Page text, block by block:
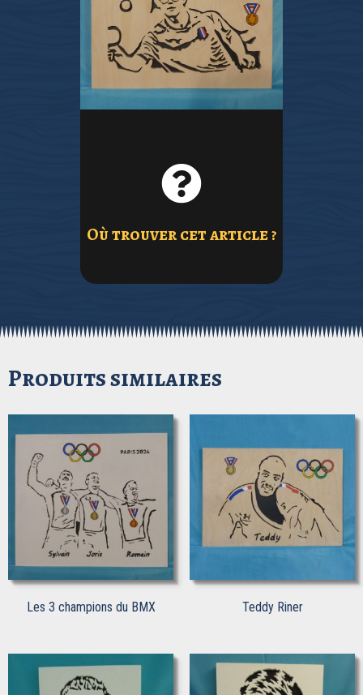
Où trouver cet article ?
Où trouver cet
ME
CONTACTER
Produits similaires
Les 3 champions du BMX Teddy Riner